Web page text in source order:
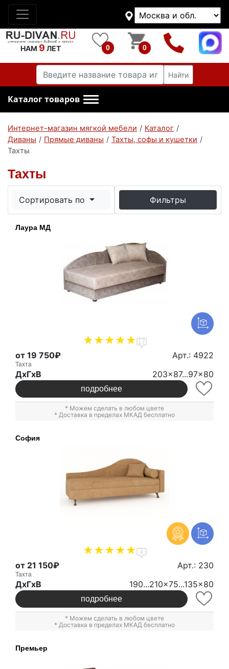
НАМ 9 ЛЕТ 0 0
Найти
Каталог товаров
Интернет-магазин мягкой мебели / Каталог /
Диваны / Прямые диваны / Тахты, софы и кушетки /
Тахты
Тахты
Сортировать по Фильтры
Лаура МД
17
от 19 750₽ Арт.: 4922
Тахта
ДxГxВ 203x87...97x80
подробнее
* Можем сделать в любом цвете
* Доставка в пределах МКАД бесплатно
София
4
от 21 150₽ Арт.: 230
Тахта
ДxГxВ 190...210x75...135x80
подробнее
* Можем сделать в любом цвете
* Доставка в пределах МКАД бесплатно
Премьер